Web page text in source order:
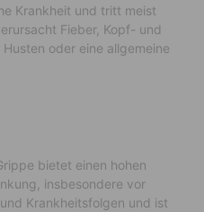
Krankheit und tritt meist
Fieber, Kopf- und
oder eine allgemeine
bietet einen hohen
insbesondere vor
Krankheitsfolgen und ist